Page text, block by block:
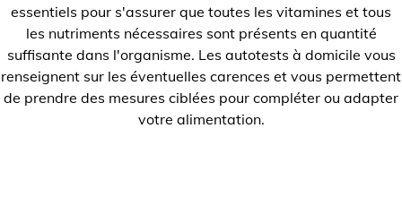
essentiels pour s'assurer que toutes les vitamines et tous
les nutriments nécessaires sont présents en quantité
suffisante dans l'organisme. Les autotests à domicile vous
renseignent sur les éventuelles carences et vous permettent
de prendre des mesures ciblées pour compléter ou adapter
votre alimentation.